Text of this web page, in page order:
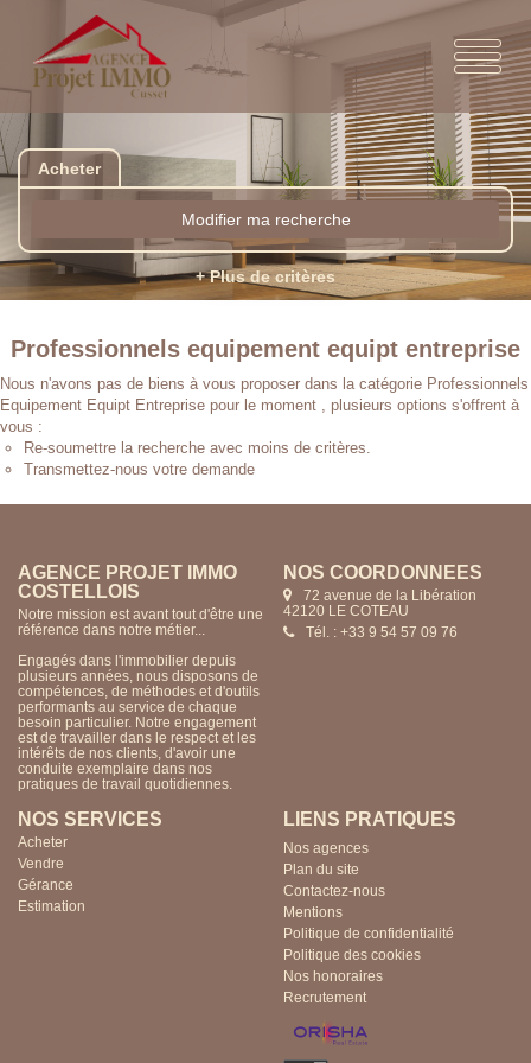
Acheter
Modifier ma recherche
+ Plus de critères
Professionnels equipement equipt entreprise
Nous n'avons pas de biens à vous proposer dans la catégorie Professionnels
Equipement Equipt Entreprise pour le moment , plusieurs options s'offrent à
vous :
Re-soumettre la recherche avec moins de critères.
Transmettez-nous votre demande
AGENCE PROJET IMMO
COSTELLOIS
Notre mission est avant tout d'être une
référence dans notre métier...
Engagés dans l'immobilier depuis
plusieurs années, nous disposons de
compétences, de méthodes et d'outils
performants au service de chaque
besoin particulier. Notre engagement
est de travailler dans le respect et les
intérêts de nos clients, d'avoir une
conduite exemplaire dans nos
pratiques de travail quotidiennes.
NOS COORDONNÉES
72 avenue de la Libération
42120 LE COTEAU
Tél. : +33 9 54 57 09 76
NOS SERVICES
Acheter
Vendre
Gérance
Estimation
LIENS PRATIQUES
Nos agences
Plan du site
Contactez-nous
Mentions
Politique de confidentialité
Politique des cookies
Nos honoraires
Recrutement